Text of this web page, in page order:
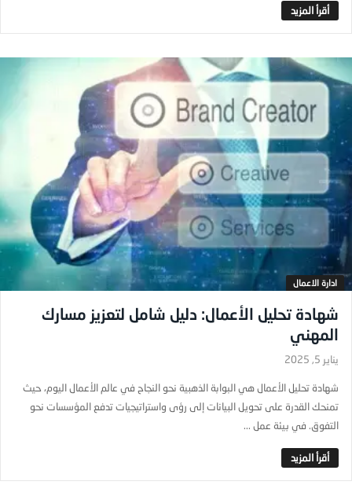
ادارة الاعمال
شهادة تحليل الأعمال: دليل شامل لتعزيز مسارك
المهني
يناير 5, 2025
شهادة تحليل الأعمال هي البوابة الذهبية نحو النجاح في عالم الأعمال اليوم، حيث
تمنحك القدرة على تحويل البيانات إلى رؤى واستراتيجيات تدفع المؤسسات نحو
التفوق. في بيئة عمل ...